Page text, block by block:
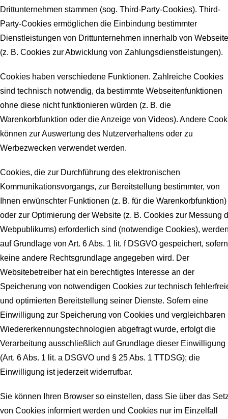
Drittunternehmen stammen (sog. Third-Party-Cookies). Third-
Party-Cookies ermöglichen die Einbindung bestimmter
Dienstleistungen von Drittunternehmen innerhalb von
(z. B. Cookies zur Abwicklung von Zahlungsdienstleistungen).
Cookies haben verschiedene Funktionen. Zahlreiche Cookies
sind technisch notwendig, da bestimmte Webseitenfunktionen
ohne diese nicht funktionieren würden (z. B. die
Warenkorbfunktion oder die Anzeige von Videos). Andere
können zur Auswertung des Nutzerverhaltens oder zu
Werbezwecken verwendet werden.
Cookies, die zur Durchführung des elektronischen
Kommunikationsvorgangs, zur Bereitstellung bestimmter, von
Ihnen erwünschter Funktionen (z. B. für die Warenkorbfunktion)
oder zur Optimierung der Website (z. B. Cookies zur Messung
Webpublikums) erforderlich sind (notwendige Cookies),
auf Grundlage von Art. 6 Abs. 1 lit. f DSGVO gespeichert, sofern
keine andere Rechtsgrundlage angegeben wird. Der
Websitebetreiber hat ein berechtigtes Interesse an der
Speicherung von notwendigen Cookies zur technisch
und optimierten Bereitstellung seiner Dienste. Sofern eine
Einwilligung zur Speicherung von Cookies und vergleichbaren
Wiedererkennungstechnologien abgefragt wurde, erfolgt die
Verarbeitung ausschließlich auf Grundlage dieser Einwilligung
(Art. 6 Abs. 1 lit. a DSGVO und § 25 Abs. 1 TTDSG); die
Einwilligung ist jederzeit widerrufbar.
Sie können Ihren Browser so einstellen, dass Sie über das
von Cookies informiert werden und Cookies nur im Einzelfall